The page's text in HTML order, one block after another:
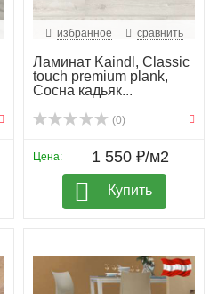
избранное сравнить
Ламинат Kaindl, Classic
touch premium plank,
Сосна кадьяк...
(0)
Цена: 1 550 ₽/м2
Купить